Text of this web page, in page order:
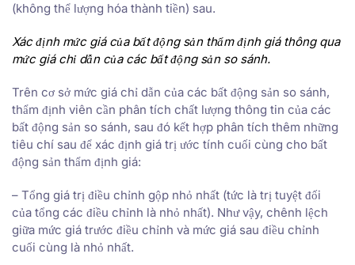
(không thể lượng hóa thành tiền) sau.
Xác định mức giá của bất động sảnthẩm định giá thông qua
mức giá chỉ dẫn của các bất động sảnso sánh.
Trên cơ sở mức giá chỉ dẫn của các bất động sản so sánh,
thẩm định viên cần phân tích chất lượng thông tin của các
bất động sản so sánh, sau đó kết hợp phân tích thêm những
tiêu chí sau để xác định giá trị ước tính cuối cùng cho bất
động sản thẩm định giá:
– Tổng giá trị điều chỉnh gộp nhỏ nhất (tức là trị tuyệt đối
của tổng các điều chỉnh là nhỏ nhất). Như vậy, chênh lệch
giữa mức giá trước điều chỉnh và mức giá sau điều chỉnh
cuối cùng là nhỏ nhất.